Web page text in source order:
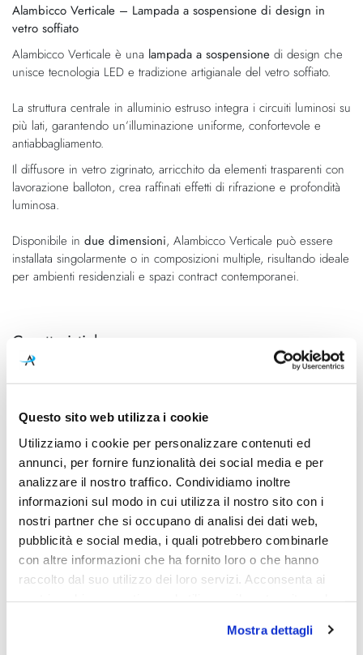
Questo sito web utilizza i cookie
Utilizziamo i cookie per personalizzare contenuti ed
annunci, per fornire funzionalità dei social media e per
analizzare il nostro traffico. Condividiamo inoltre
informazioni sul modo in cui utilizza il nostro sito con i
nostri partner che si occupano di analisi dei dati web,
pubblicità e social media, i quali potrebbero combinarle
con altre informazioni che ha fornito loro o che hanno
raccolto dal suo utilizzo dei loro servizi. Acconsenta ai
Mostra dettagli
galleria
di
immagini
di
immagini
Alambicco Verticale – Lampada a sospensione di design in
vetro soffiato
Alambicco Verticale è una lampada a sospensione di design che
unisce tecnologia LED e tradizione artigianale del vetro soffiato.
La struttura centrale in alluminio estruso integra i circuiti luminosi su
più lati, garantendo un’illuminazione uniforme, confortevole e
antiabbagliamento.
Il diffusore in vetro zigrinato, arricchito da elementi trasparenti con
lavorazione balloton, crea raffinati effetti di rifrazione e profondità
luminosa.
Disponibile in due dimensioni, Alambicco Verticale può essere
installata singolarmente o in composizioni multiple, risultando ideale
per ambienti residenziali e spazi contract contemporanei.
Caratteristiche
Cod.Art.
Alambicco Sospensione
Neil Poulton
Dimensione
Small: 190 x 190 x
1010mmLarge: 190 x 190 x
1510mm
Sorgente luminosa
Led integrato
Potenza e attacco
Small: 28W - 2293lm -
CRI90Large: 46W - 3769lm -
CRI90
Diffusore
Vetro